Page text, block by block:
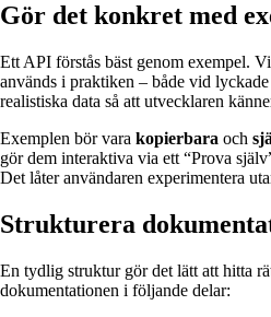
Gör det konkret med
Ett API förstås bäst genom exempel.
används i praktiken – både vid
realistiska data så att utvecklaren
Exemplen bör vara kopierbara och
gör dem interaktiva via ett “Prova
Det låter användaren experimentera
Strukturera
En tydlig struktur gör det lätt att hitta
dokumentationen i följande delar: